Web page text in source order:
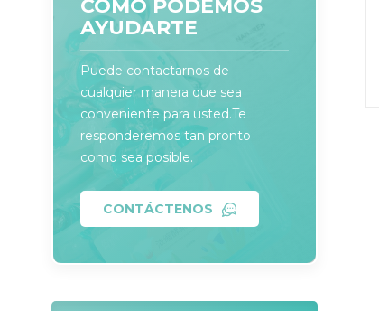
COMO PODEMOS
AYUDARTE
Puede contactarnos de
cualquier manera que sea
conveniente para usted.Te
responderemos tan pronto
como sea posible.
CONTÁCTENOS